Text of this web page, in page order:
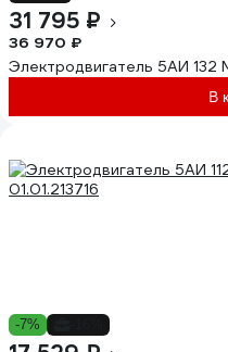
31 795 ₽
36 970 ₽
Электродвигатель 5АИ 132
В
-7%